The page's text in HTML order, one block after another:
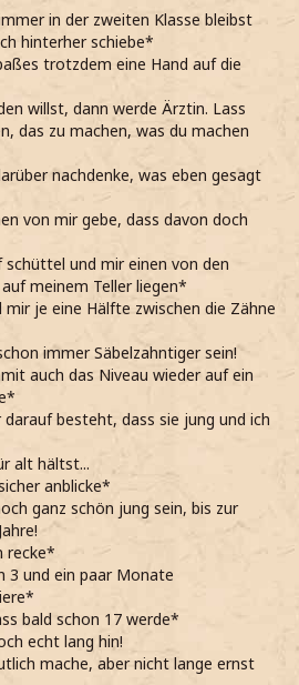
Alter auf mich zu schieben*
bin ich auch mal alt und
und schnell wieder einen Schluck
zu pieksen, wenn am Trinken
meinen Lippen kleben lasse, bis
zwischen uns stelle*
ein Stück abbreche*
verdrehe und hhhmmm mache*
so lecker...
warte, bis Nate auch fertig ist*
mit anstößt, ihn anschaue
Freundschaft an sondern
mache und ihn anschaue*
und ihn aus den Augenwinkeln
und mich piekst*
vor mich halte*
dann nehme und ihm
in der zweiten Klasse bleibst
hinterher schiebe*
trotzdem eine Hand auf die
willst, dann werde Ärztin. Lass
das zu machen, was du machen
nachdenke, was eben gesagt
von mir gebe, dass davon doch
und mir einen von den
meinem Teller liegen*
je eine Hälfte zwischen die Zähne
immer Säbelzahntiger sein!
auch das Niveau wieder auf ein
besteht, dass sie jung und ich
alt hältst...
anblicke*
ganz schön jung sein, bis zur
recke*
3 und ein paar Monate
bald schon 17 werde*
echt lang hin!
mache, aber nicht lange ernst